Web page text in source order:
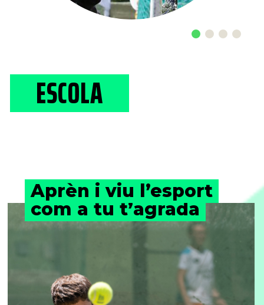
ESCOLA
com a tu t’agrada
Aprèn i viu l’esport